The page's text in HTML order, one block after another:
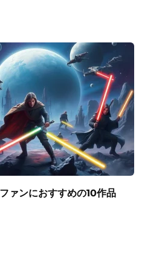
ァンにおすすめの10作品